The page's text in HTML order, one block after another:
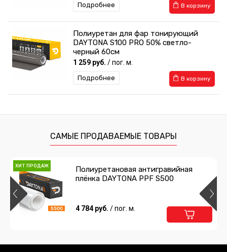
В корзину
Подробнее
Полиуретан для фар тонирующий
DAYTONA S100 PRO 50% светло-
черный 60см
1 259 руб. / пог. м.
В корзину
Подробнее
DAYTONA S100 PRO 50% светло-
629 руб./ пог. м.
Полиуретан для фар тонирующий
DAYTONA S100 PRO 35% черный 30см
629 руб./ пог. м.
В корзину
САМЫЕ ПРОДАВАЕМЫЕ ТОВАРЫ
ХИТ ПРОДАЖ
Полиуретановая антигравийная
плёнка DAYTONA PPF S500
4 784 руб. / пог. м.